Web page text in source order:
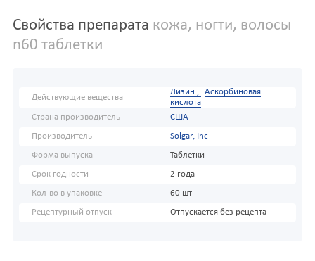
Свойства препарата кожа, ногти, волосы
n60 таблетки
Действующие вещества
Лизин ,
Аскорбиновая
кислота
Страна производитель
США
Производитель Solgar, Inc
Форма выпуска Таблетки
Срок годности 2 года
Кол-во в упаковке 60 шт
Рецептурный отпуск Отпускается без рецепта